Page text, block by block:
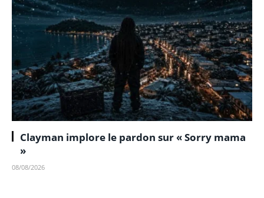
Clayman implore le pardon sur « Sorry mama
»
08/08/2026